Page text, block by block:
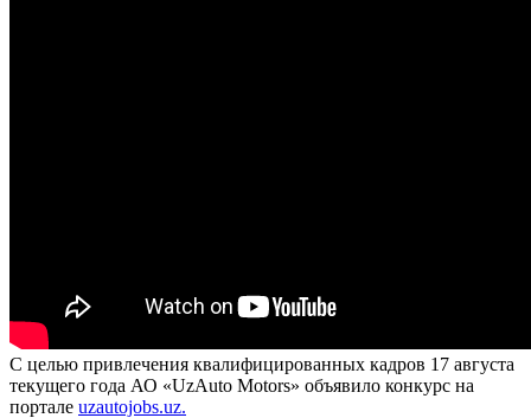
С целью привлечения квалифицированных кадров 17 августа
текущего года АО «UzAuto Motors» объявило конкурс на
портале uzautojobs.uz.